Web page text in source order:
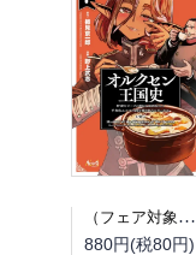
（フェア対象商品）【予約】【特典付き】オルクセン王国史~野蛮なオークの国は、如何にして平和なエルフの国を焼き払うに至ったか~ 7（08/25頃発送予定）
880円(税80円)